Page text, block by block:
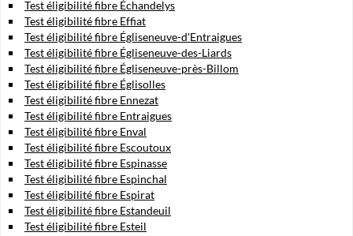
Test éligibilité fibre Échandelys
Test éligibilité fibre Effiat
Test éligibilité fibre Égliseneuve-d'Entraigues
Test éligibilité fibre Égliseneuve-des-Liards
Test éligibilité fibre Égliseneuve-près-Billom
Test éligibilité fibre Églisolles
Test éligibilité fibre Ennezat
Test éligibilité fibre Entraigues
Test éligibilité fibre Enval
Test éligibilité fibre Escoutoux
Test éligibilité fibre Espinasse
Test éligibilité fibre Espinchal
Test éligibilité fibre Espirat
Test éligibilité fibre Estandeuil
Test éligibilité fibre Esteil